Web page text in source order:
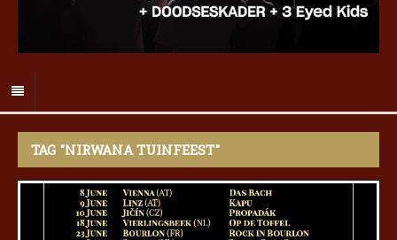
TAG "NIRWANA TUINFEEST"